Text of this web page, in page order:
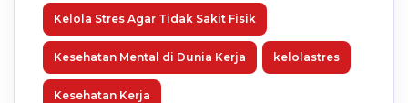
Kelola Stres Agar Tidak Sakit Fisik
Kesehatan Mental di Dunia Kerja kelolastres
Kesehatan Kerja